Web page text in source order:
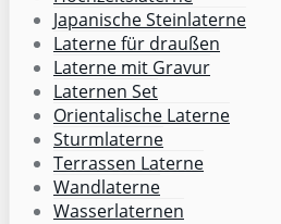
Japanische Steinlaterne
Laterne für draußen
Laterne mit Gravur
Laternen Set
Orientalische Laterne
Sturmlaterne
Terrassen Laterne
Wandlaterne
Wasserlaternen